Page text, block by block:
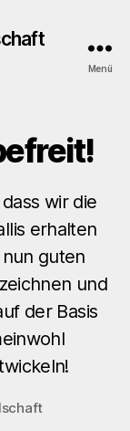
Menü
wir die
erhalten
guten
und
der Basis